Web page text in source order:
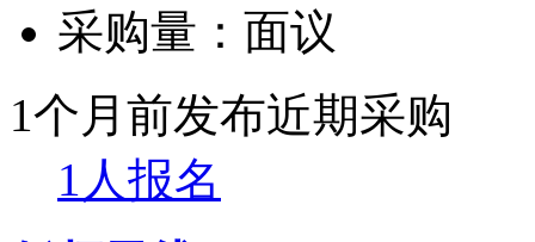
采购量： 面议
1个月前发布近期采购
1人报名